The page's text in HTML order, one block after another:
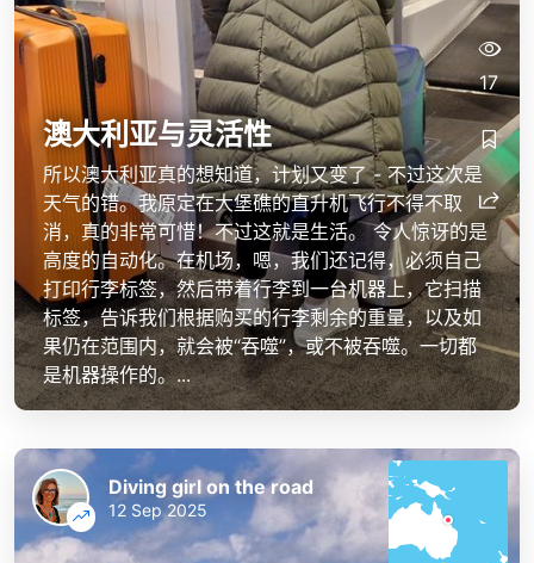
澳大利亚与灵活性
所以澳大利亚真的想知道，计划又变了 - 不过这次是
天气的错。我原定在大堡礁的直升机飞行不得不取
消，真的非常可惜！不过这就是生活。 令人惊讶的是
高度的自动化。在机场，嗯，我们还记得，必须自己
打印行李标签，然后带着行李到一台机器上，它扫描
标签，告诉我们根据购买的行李剩余的重量，以及如
果仍在范围内，就会被“吞噬”，或不被吞噬。一切都
是机器操作的。...
17
Diving girl on the road
12 Sep 2025